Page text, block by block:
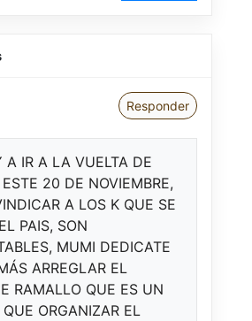
Responder
A IR A LA VUELTA DE
20 DE NOVIEMBRE,
A LOS K QUE SE
PAIS, SON
MUMI DEDICATE
ARREGLAR EL
RAMALLO QUE ES UN
ORGANIZAR EL